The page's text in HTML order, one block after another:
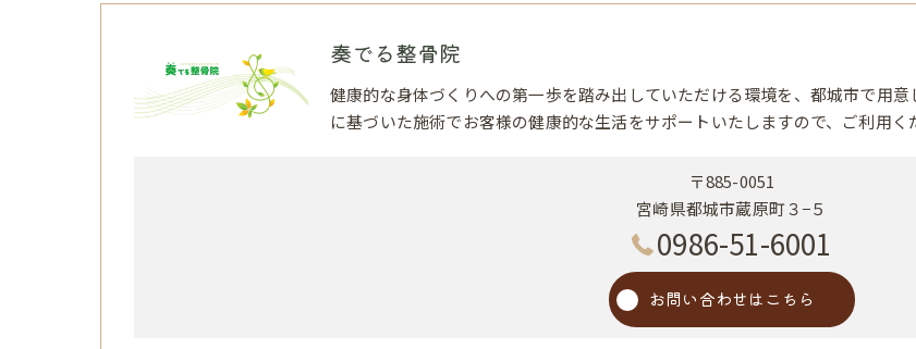
奏でる整骨院
健康的な身体づくりへの第一歩を踏み出していただける環境を、都城市で用
に基づいた施術でお客様の健康的な生活をサポートいたしますので、ご利用く
〒885-0051
宮崎県都城市蔵原町３−５
0986-51-6001
お問い合わせはこちら